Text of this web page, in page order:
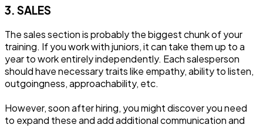
3. SALES
The sales section is probably the biggest chunk of your
training. If you work with juniors, it can take them up to a
year to work entirely independently. Each salesperson
should have necessary traits like empathy, ability to listen,
outgoingness, approachability, etc.
However, soon after hiring, you might discover you need
to expand these and add additional communication and